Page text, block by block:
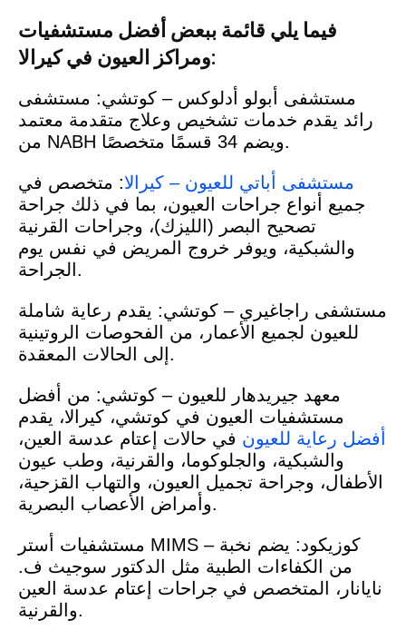
فيما يلي قائمة ببعض أفضل مستشفيات
ومراكز العيون في كيرالا:
مستشفى أبولو أدلوكس – كوتشي: مستشفى
رائد يقدم خدمات تشخيص وعلاج متقدمة معتمد
من NABH ويضم 34 قسمًا متخصصًا.
مستشفى أباتي للعيون – كيرالا: متخصص في
جميع أنواع جراحات العيون، بما في ذلك جراحة
تصحيح البصر (الليزك)، وجراحات القرنية
والشبكية، ويوفر خروج المريض في نفس يوم
الجراحة.
مستشفى راجاغيري – كوتشي: يقدم رعاية شاملة
للعيون لجميع الأعمار، من الفحوصات الروتينية
إلى الحالات المعقدة.
معهد جيريدهار للعيون – كوتشي: من أفضل
مستشفيات العيون في كوتشي، كيرالا، يقدم
أفضل رعاية للعيون في حالات إعتام عدسة العين،
والشبكية، والجلوكوما، والقرنية، وطب عيون
الأطفال، وجراحة تجميل العيون، والتهاب القزحية،
وأمراض الأعصاب البصرية.
مستشفيات أستر MIMS – كوزيكود: يضم نخبة
من الكفاءات الطبية مثل الدكتور سوجيث ف.
نايانار، المتخصص في جراحات إعتام عدسة العين
والقرنية.